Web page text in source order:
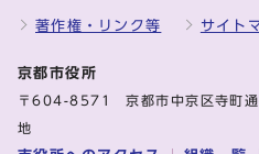
著作権・リンク等 サイト
京都市役所
〒604-8571 京都市中京区寺町通
地